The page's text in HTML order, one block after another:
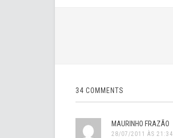
34 COMMENTS
MAURINHO FRAZÃO
28/07/2011 ÀS 21:34